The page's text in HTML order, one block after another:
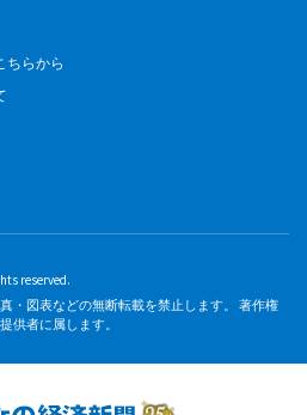
ちらから
reserved.
・図表などの無断転載を禁止します。 著作権
供者に属します。